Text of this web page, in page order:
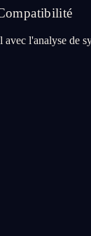
l'analyse de